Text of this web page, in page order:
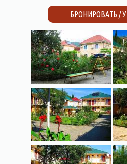
БРОНИРОВАТЬ /